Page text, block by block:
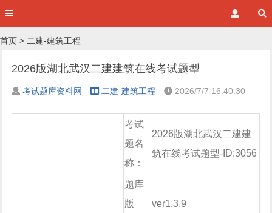
首页 > 二建-建筑工程
2026版湖北武汉二建建筑在线考试题型
考试题库资料网 二建-建筑工程 2026/7/7 16:40:30
考试
题名
称：
2026版湖北武汉二建建
筑在线考试题型-ID:3056
题库
版
ver1.3.9